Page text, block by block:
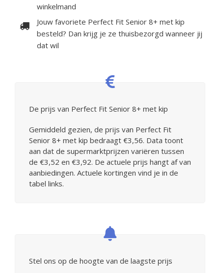
winkelmand
Jouw favoriete Perfect Fit Senior 8+ met kip
besteld? Dan krijg je ze thuisbezorgd wanneer jij
dat wil
De prijs van Perfect Fit Senior 8+ met kip
Gemiddeld gezien, de prijs van Perfect Fit
Senior 8+ met kip bedraagt €3,56. Data toont
aan dat de supermarktprijzen variëren tussen
de €3,52 en €3,92. De actuele prijs hangt af van
aanbiedingen. Actuele kortingen vind je in de
tabel links.
Stel ons op de hoogte van de laagste prijs